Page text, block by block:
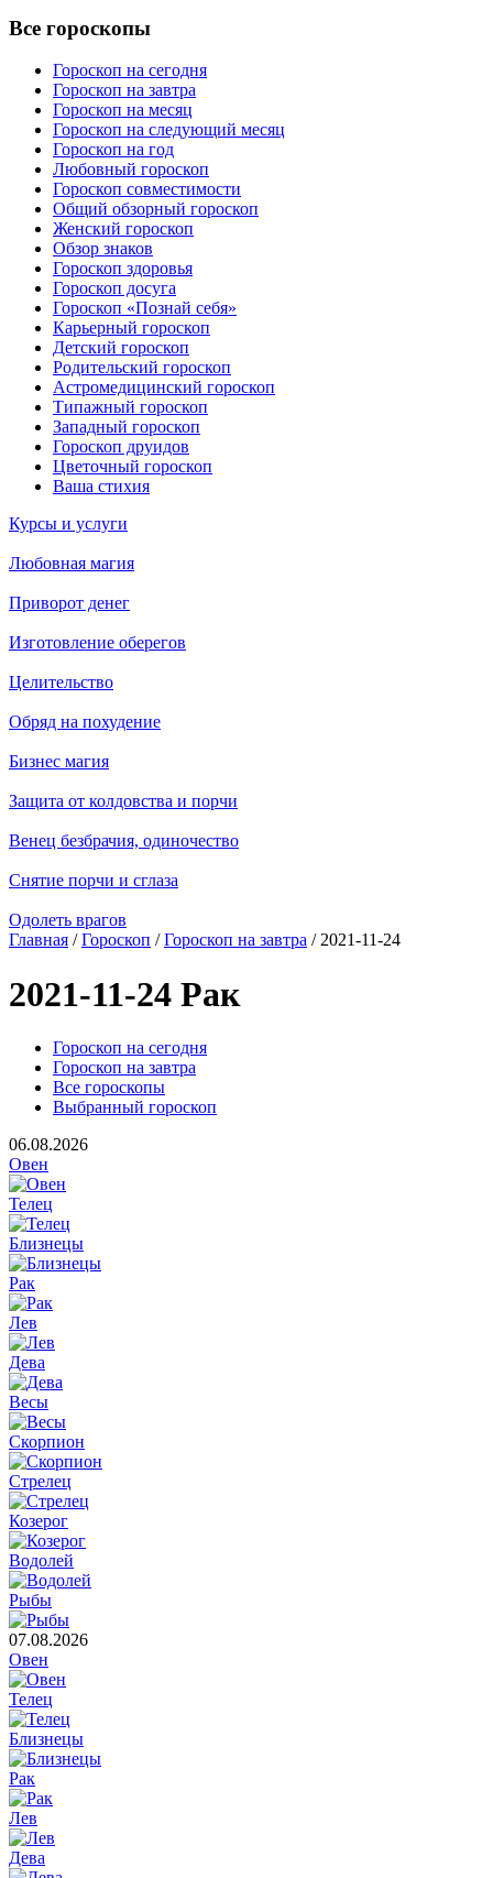
Все гороскопы
Гороскоп на сегодня
Гороскоп на завтра
Гороскоп на месяц
Гороскоп на следующий месяц
Гороскоп на год
Любовный гороскоп
Гороскоп совместимости
Общий обзорный гороскоп
Женский гороскоп
Обзор знаков
Гороскоп здоровья
Гороскоп досуга
Гороскоп «Познай себя»
Карьерный гороскоп
Детский гороскоп
Родительский гороскоп
Астромедицинский гороскоп
Типажный гороскоп
Западный гороскоп
Гороскоп друидов
Цветочный гороскоп
Ваша стихия
Курсы и услуги
Любовная магия
Приворот денег
Изготовление оберегов
Целительство
Обряд на похудение
Бизнес магия
Защита от колдовства и порчи
Венец безбрачия, одиночество
Снятие порчи и сглаза
Одолеть врагов
Главная /Гороскоп /Гороскоп на завтра / 2021-11-24
2021-11-24 Рак
Гороскоп на сегодня
Гороскоп на завтра
Все гороскопы
Выбранный гороскоп
06.08.2026
Овен
Телец
Близнецы
Рак
Лев
Дева
Весы
Скорпион
Стрелец
Козерог
Водолей
Рыбы
07.08.2026
Овен
Телец
Близнецы
Рак
Лев
Дева